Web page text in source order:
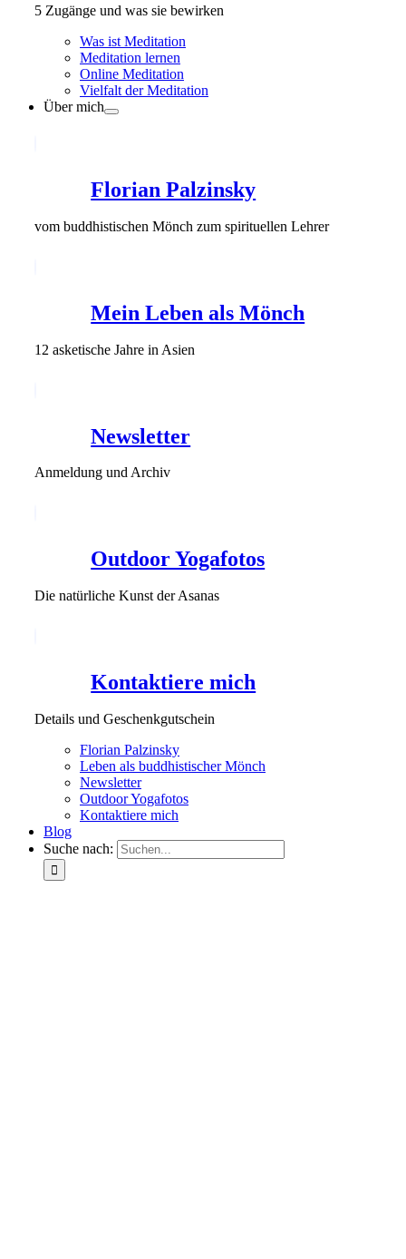
5 Zugänge und was sie bewirken
Was ist Meditation
Meditation lernen
Online Meditation
Vielfalt der Meditation
Über mich
Florian Palzinsky
vom buddhistischen Mönch zum spirituellen Lehrer
Mein Leben als Mönch
12 asketische Jahre in Asien
Newsletter
Anmeldung und Archiv
Outdoor Yogafotos
Die natürliche Kunst der Asanas
Kontaktiere mich
Details und Geschenkgutschein
Florian Palzinsky
Leben als buddhistischer Mönch
Newsletter
Outdoor Yogafotos
Kontaktiere mich
Blog
Suche nach: